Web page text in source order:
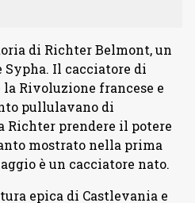
di Richter Belmont, un
Sypha. Il cacciatore di
Rivoluzione francese e
pullulavano di
Richter prendere il potere
mostrato nella prima
è un cacciatore nato.
epica di Castlevania e